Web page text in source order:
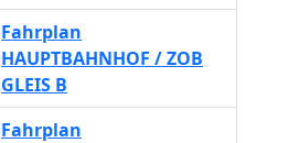
Fahrplan
HAUPTBAHNHOF / ZOB
GLEIS B
Fahrplan